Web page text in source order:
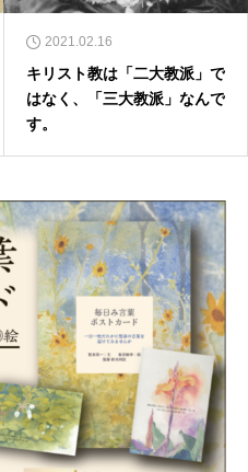
2021.02.16
キリスト教は「二大教派」で
はなく、「三大教派」なんで
す。